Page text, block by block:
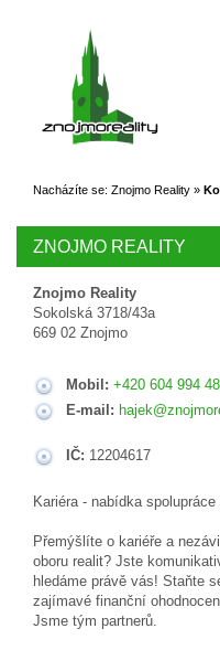
Nacházíte se: Znojmo Reality »
ZNOJMO REALITY
Znojmo Reality
Sokolská 3718/43a
669 02 Znojmo
Mobil: +420 604 994
E-mail:
IČ: 12204617
Kariéra - nabídka spolupráce
Přemýšlíte o kariéře a
oboru realit? Jste
hledáme právě vás! Staňte
zajímavé finanční
Jsme tým partnerů.